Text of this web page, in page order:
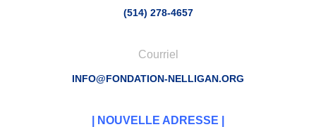
(514) 278-4657
Courriel
INFO@FONDATION-NELLIGAN.ORG
| NOUVELLE ADRESSE |